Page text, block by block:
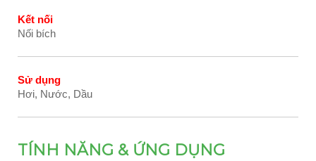
Kết nối
Nối bích
Sử dụng
Hơi, Nước, Dầu
TÍNH NĂNG & ỨNG DỤNG